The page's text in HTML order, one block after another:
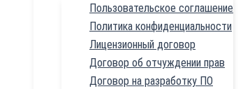
Пользовательское соглашение
Политика конфиденциальности
Лицензионный договор
Договор об отчуждении прав
Договор на разработку ПО